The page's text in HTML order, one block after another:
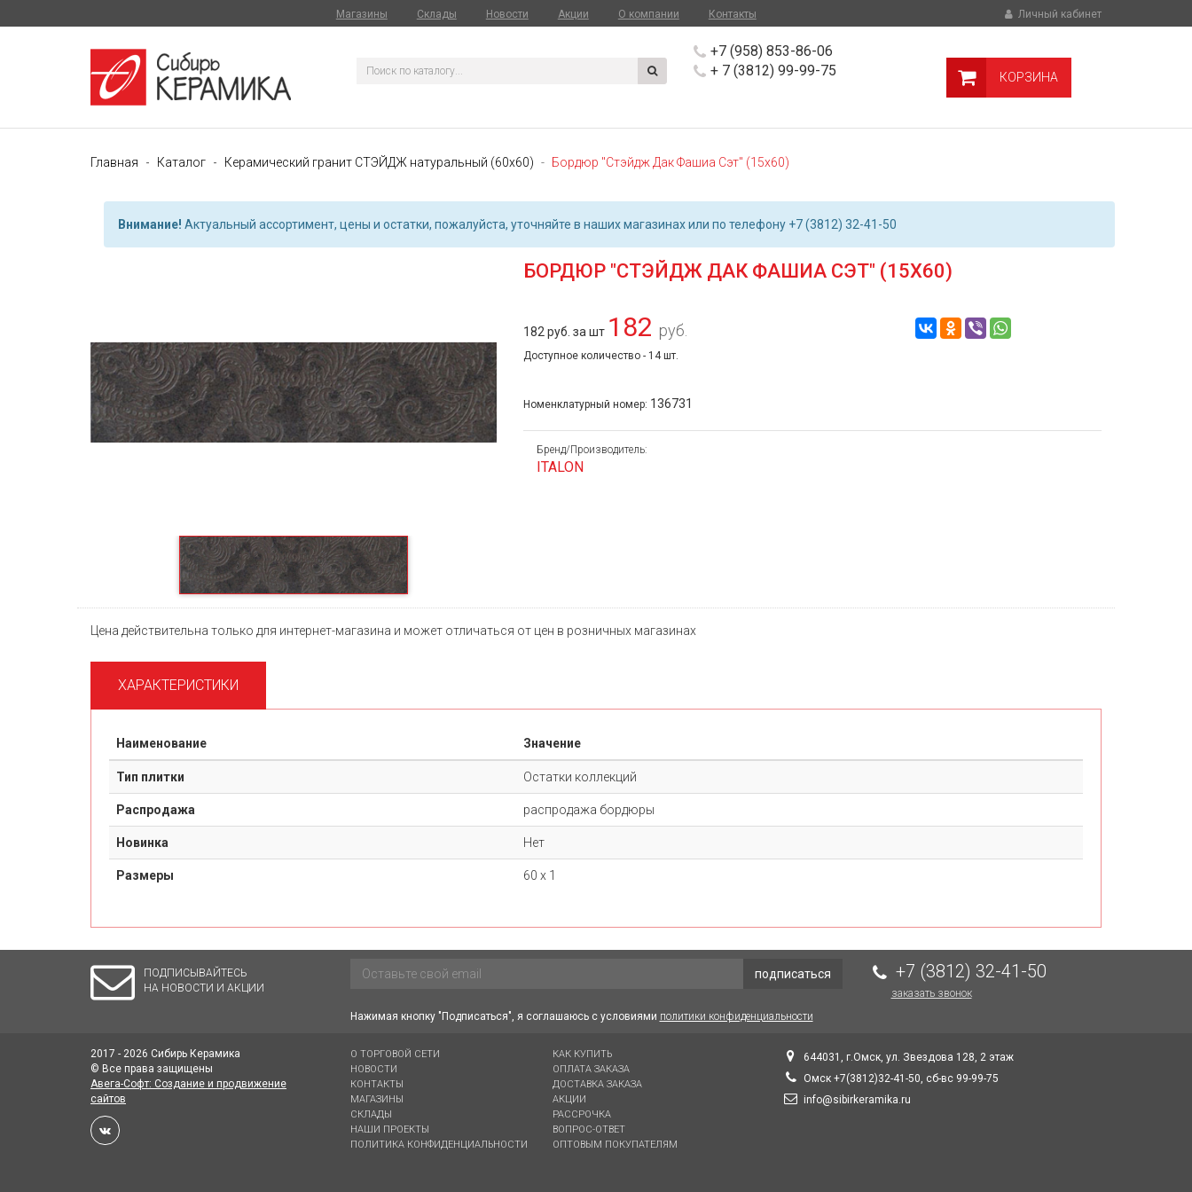
Магазины Склады Новости Акции О компании Контакты Личный кабинет
+7 (958) 853-86-06
+ 7 (3812) 99-99-75
КОРЗИНА
Главная Каталог Керамический гранит СТЭЙДЖ натуральный (60х60) Бордюр "Стэйдж Дак Фашиа Сэт" (15х60)
Внимание! Актуальный ассортимент, цены и остатки, пожалуйста, уточняйте в наших магазинах или по телефону +7 (3812) 32-41-50
Previous Next
БОРДЮР "СТЭЙДЖ ДАК ФАШИА СЭТ" (15Х60)
182 руб. за шт 182 руб.
Доступное количество - 14 шт.
Номенклатурный номер: 136731
Бренд/Производитель:
ITALON
Цена действительна только для интернет-магазина и может отличаться от цен в розничных магазинах
ХАРАКТЕРИСТИКИ
Наименование Значение
Тип плитки Остатки коллекций
Распродажа распродажа бордюры
Новинка Нет
Размеры 60 х 1
ПОДПИСЫВАЙТЕСЬ
НА НОВОСТИ И АКЦИИ
подписаться
Нажимая кнопку "Подписаться", я соглашаюсь с условиями политики конфиденциальности
+7 (3812) 32-41-50
заказать звонок
2017 - 2026 Сибирь Керамика
© Все права защищены
Авега-Софт: Создание и продвижение
сайтов
О ТОРГОВОЙ СЕТИ
НОВОСТИ
КОНТАКТЫ
МАГАЗИНЫ
СКЛАДЫ
НАШИ ПРОЕКТЫ
ПОЛИТИКА КОНФИДЕНЦИАЛЬНОСТИ
КАК КУПИТЬ
ОПЛАТА ЗАКАЗА
ДОСТАВКА ЗАКАЗА
АКЦИИ
РАССРОЧКА
ВОПРОС-ОТВЕТ
ОПТОВЫМ ПОКУПАТЕЛЯМ
644031, г.Омск, ул. Звездова 128, 2 этаж
Омск +7(3812)32-41-50, сб-вс 99-99-75
info@sibirkeramika.ru